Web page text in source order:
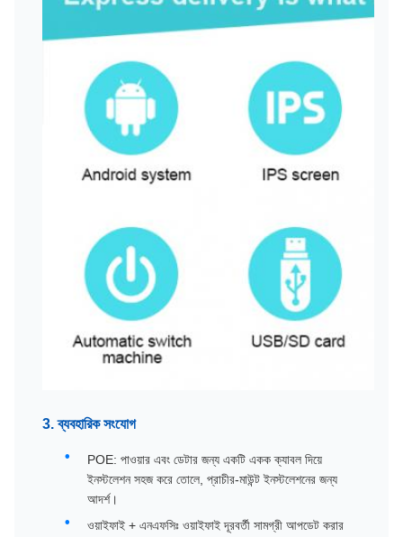
3. ব্যবহারিক সংযোগ
POE: পাওয়ার এবং ডেটার জন্য একটি একক ক্যাবল দিয়ে
ইনস্টলেশন সহজ করে তোলে, প্রাচীর-মাউন্ট ইনস্টলেশনের জন্য
আদর্শ।
ওয়াইফাই + এনএফসিঃ ওয়াইফাই দূরবর্তী সামগ্রী আপডেট করার